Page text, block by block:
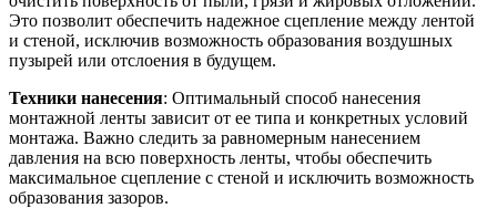
Это позволит обеспечить надежное сцепление между лентой
и стеной, исключив возможность образования воздушных
пузырей или отслоения в будущем.
Техники нанесения: Оптимальный способ нанесения
монтажной ленты зависит от ее типа и конкретных условий
монтажа. Важно следить за равномерным нанесением
давления на всю поверхность ленты, чтобы обеспечить
максимальное сцепление с стеной и исключить возможность
образования зазоров.